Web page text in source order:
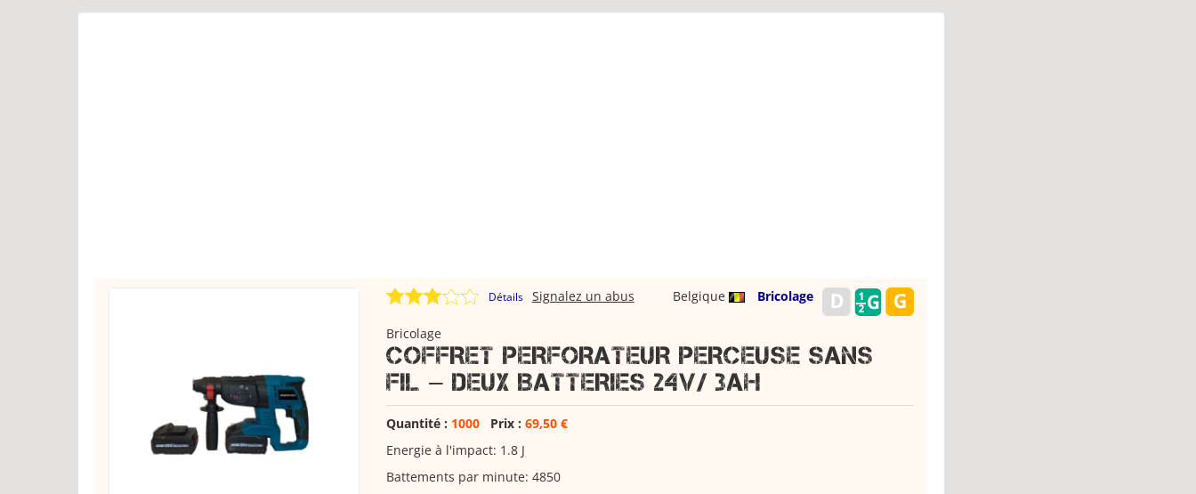
Détails Belgique Bricolage
Signalez un abus
Bricolage
COFFRET PERFORATEUR PERCEUSE SANS
FIL – DEUX BATTERIES 24V/ 3AH
Quantité : 1000Prix : 69,50 €
Energie à l'impact: 1.8 J
Battements par minute: 4850